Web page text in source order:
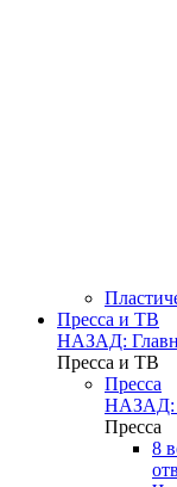
Пресса и ТВ
НАЗАД:
Пресса и ТВ
Пресса
НАЗАД:
Пресса
8